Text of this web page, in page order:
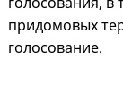
придомовых
голосование.